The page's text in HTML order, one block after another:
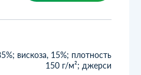
вискоза, 15%; плотность
150 г/м²; джерси